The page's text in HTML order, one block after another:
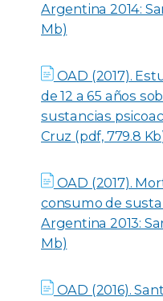
Argentina 2014:
Mb)
OAD (2017).
de 12 a 65 años
sustancias
Cruz (pdf, 779.8
OAD (2017).
consumo de
Argentina 2013:
Mb)
OAD (2016).